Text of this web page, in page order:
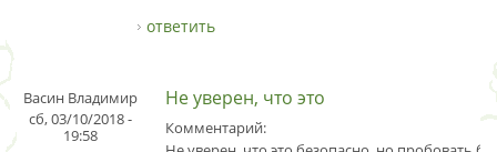
ответить
Васин Владимир
сб, 03/10/2018 -
19:58
Не уверен, что это
Комментарий: